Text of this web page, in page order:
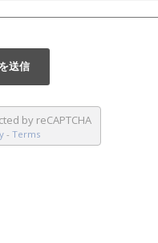
by reCAPTCHA
- Terms